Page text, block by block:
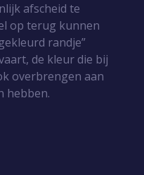
afscheid te
op terug kunnen
randje”
de kleur die bij
overbrengen aan
hebben.